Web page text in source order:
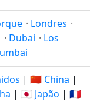
· Londres ·
· Dubai · Los
| 🇨🇳 China |
| 🇯🇵 Japão | 🇫🇷